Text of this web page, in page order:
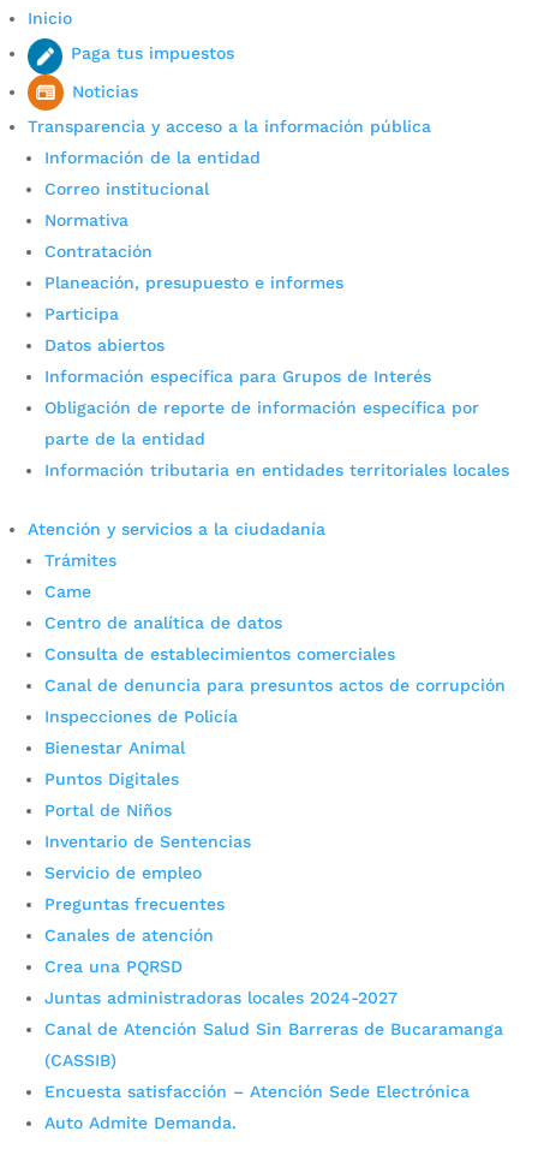
Inicio
Paga tus impuestos
Noticias
Transparencia y acceso a la información pública
Información de la entidad
Correo institucional
Normativa
Contratación
Planeación, presupuesto e informes
Participa
Datos abiertos
Información específica para Grupos de Interés
Obligación de reporte de información específica por
parte de la entidad
Información tributaria en entidades territoriales locales
Atención y servicios a la ciudadanía
Trámites
Came
Centro de analítica de datos
Consulta de establecimientos comerciales
Canal de denuncia para presuntos actos de corrupción
Inspecciones de Policía
Bienestar Animal
Puntos Digitales
Portal de Niños
Inventario de Sentencias
Servicio de empleo
Preguntas frecuentes
Canales de atención
Crea una PQRSD
Juntas administradoras locales 2024-2027
Canal de Atención Salud Sin Barreras de Bucaramanga
(CASSIB)
Encuesta satisfacción – Atención Sede Electrónica
Auto Admite Demanda.
Metropolitana de Bucaramanga, Mebuc, tiene en
marcha un plan de acción para prevenir y
controlar el delito, impedir la comercialización
ilegal de la palma de cera y verificar las
condiciones higiénico-sanitarias de...
25 operativos contra la
comercialización de
animales vivos en plazas
porDaniel Leonardo Quintero Duarte
Noticias
En lo que va del 2022 en Bucaramanga se han
adelantado 25 operativos de prevención y control
en las plazas de mercado para evitar la
comercialización de animales vivos. Fotografía:
Descargar audios: Luis Niño, coordinador de...
Infractores del Código de
Policía se han ahorrado $100